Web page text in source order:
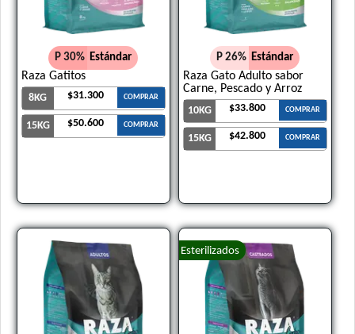
P 30% Estándar
Raza Gatitos
8KG $31.300 COMPRAR
15KG $50.600 COMPRAR
P 26% Estándar
Raza Gato Adulto sabor
Carne, Pescado y Arroz
10KG $33.800 COMPRAR
15KG $42.800 COMPRAR
Esterilizados